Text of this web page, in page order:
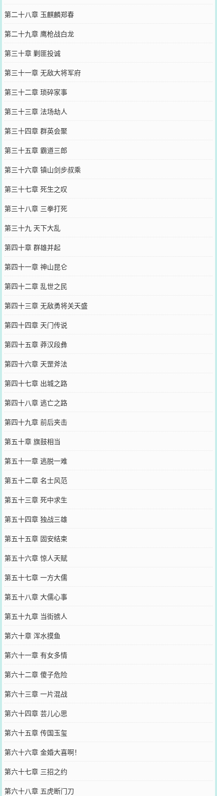
第二十八章 玉麒麟郑春
第二十九章 鹰枪战白龙
第三十章 剿匪投诚
第三十一章 无敌大将军府
第三十二章 琐碎家事
第三十三章 法场劫人
第三十四章 群英会聚
第三十五章 霸道三郎
第三十六章 镇山剑步叔乘
第三十七章 死生之叹
第三十八章 三拳打死
第三十九 天下大乱
第四十章 群雄并起
第四十一章 神山昆仑
第四十二章 乱世之民
第四十三章 无敌勇将关天盛
第四十四章 天门传说
第四十五章 莽汉段彝
第四十六章 天罡斧法
第四十七章 出城之路
第四十八章 逃亡之路
第四十九章 前后夹击
第五十章 旗鼓相当
第五十一章 逃脱一难
第五十二章 名士风范
第五十三章 死中求生
第五十四章 独战三雄
第五十五章 固安结束
第五十六章 惊人天赋
第五十七章 一方大儒
第五十八章 大儒心事
第五十九章 当街掳人
第六十章 浑水摸鱼
第六十一章 有女多情
第六十二章 傻子危险
第六十三章 一片混战
第六十四章 芸儿心思
第六十五章 传国玉玺
第六十六章 金婚大喜啊！
第六十七章 三招之约
第六十八章 五虎断门刀